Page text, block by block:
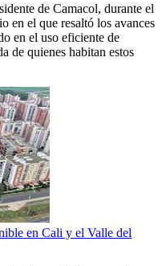
de Camacol, durante el
en el que resaltó los avances
en el uso eficiente de
de quienes habitan estos
en Cali y el Valle del